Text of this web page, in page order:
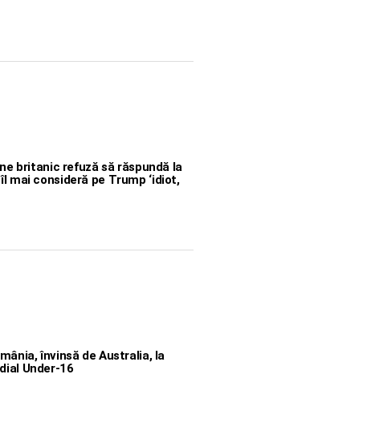
britanic refuză să răspundă la
mai consideră pe Trump ‘idiot,
învinsă de Australia, la
Under-16